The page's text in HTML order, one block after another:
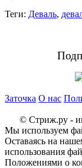
Теги: Деваль,
Заточка О нас
© Стриж.ру -
Мы используем
Оставаясь на
использования
Положениями о